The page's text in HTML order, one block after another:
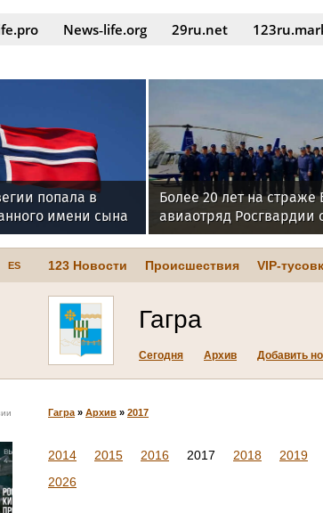
News‑life.org 29ru.net
попала в
имени сына
Более 20 лет на страже
авиаотряд Росгвардии
годовщину
ES 123 Новости Происшествия VIP-
Гагра
Сегодня Архив Добавить
Гагра » Архив » 2017
2014 2015 2016 2017 2018 2019
2026